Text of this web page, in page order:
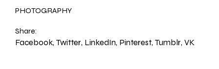
PHOTOGRAPHY
Share:
Facebook Twitter LinkedIn Pinterest Tumblr VK